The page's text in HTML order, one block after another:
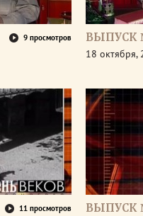
9 просмотров ВЫПУСК
18 октября,
11 просмотров ВЫПУСК